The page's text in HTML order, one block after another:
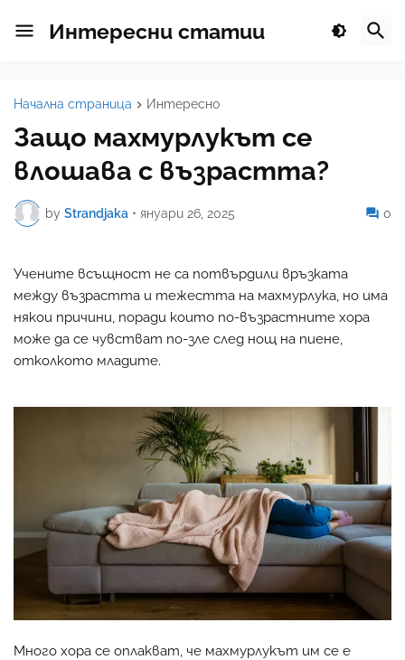
Интересни статии
Начална страница Интересно
Защо махмурлукът се
влошава с възрастта?
by Strandjaka • януари 26, 2025 0
Учените всъщност не са потвърдили връзката
между възрастта и тежестта на махмурлука, но има
някои причини, поради които по-възрастните хора
може да се чувстват по-зле след нощ на пиене,
отколкото младите.
Много хора се оплакват, че махмурлукът им се е